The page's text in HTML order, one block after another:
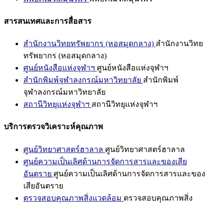
สารสนเทศและการสื่อสาร
สำนักงานวิทยทรัพยากร (หอสมุดกลาง) สำนักงานวิทย
ทรัพยากร (หอสมุดกลาง)
ศูนย์หนังสือแห่งจุฬาฯ ศูนย์หนังสือแห่งจุฬาฯ
สำนักพิมพ์จุฬาลงกรณ์มหาวิทยาลัย สำนักพิมพ์
จุฬาลงกรณ์มหาวิทยาลัย
สถานีวิทยุแห่งจุฬาฯ สถานีวิทยุแห่งจุฬาฯ
บริการตรวจวิเคราะห์คุณภาพ
ศูนย์วิทยาศาสตร์ฮาลาล ศูนย์วิทยาศาสตร์ฮาลาล
ศูนย์ความเป็นเลิศด้านการจัดการสารและของเสีย
อันตราย ศูนย์ความเป็นเลิศด้านการจัดการสารและของ
เสียอันตราย
ตรวจสอบคุณภาพสิ่งแวดล้อม ตรวจสอบคุณภาพสิ่ง